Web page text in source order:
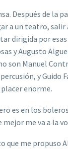
Después de la
a un teatro, salir
dirigida por esas
y Augusto
son Manuel
y Guido
enorme.
es en los
me va a la
que me propuso